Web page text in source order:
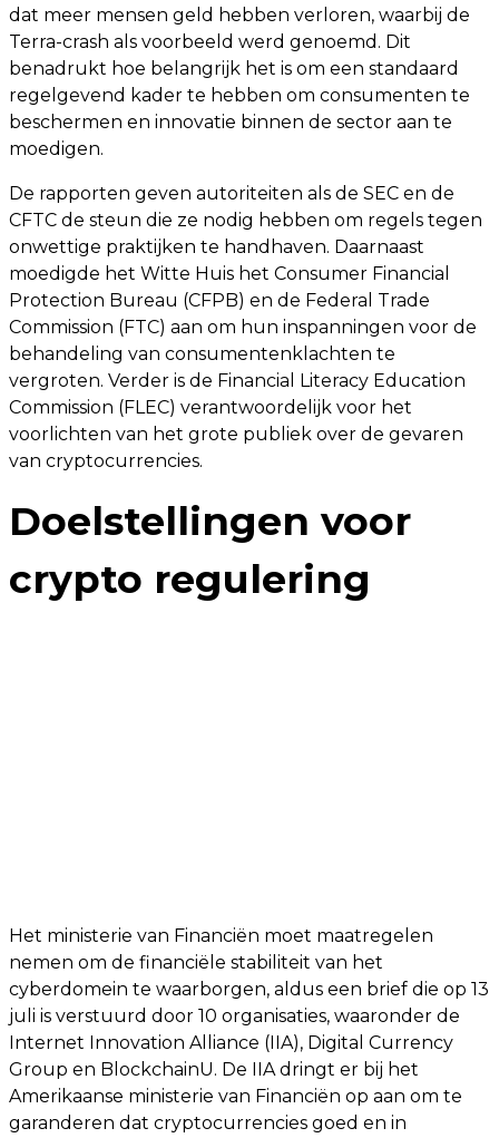
dat meer mensen geld hebben verloren, waarbij de
Terra-crash als voorbeeld werd genoemd. Dit
benadrukt hoe belangrijk het is om een standaard
regelgevend kader te hebben om consumenten te
beschermen en innovatie binnen de sector aan te
moedigen.
De rapporten geven autoriteiten als de SEC en de
CFTC de steun die ze nodig hebben om regels tegen
onwettige praktijken te handhaven. Daarnaast
moedigde het Witte Huis het Consumer Financial
Protection Bureau (CFPB) en de Federal Trade
Commission (FTC) aan om hun inspanningen voor de
behandeling van consumentenklachten te
vergroten. Verder is de Financial Literacy Education
Commission (FLEC) verantwoordelijk voor het
voorlichten van het grote publiek over de gevaren
van cryptocurrencies.
Doelstellingen voor
crypto regulering
Het ministerie van Financiën moet maatregelen
nemen om de financiële stabiliteit van het
cyberdomein te waarborgen, aldus een brief die op 13
juli is verstuurd door 10 organisaties, waaronder de
Internet Innovation Alliance (IIA), Digital Currency
Group en BlockchainU. De IIA dringt er bij het
Amerikaanse ministerie van Financiën op aan om te
garanderen dat cryptocurrencies goed en in